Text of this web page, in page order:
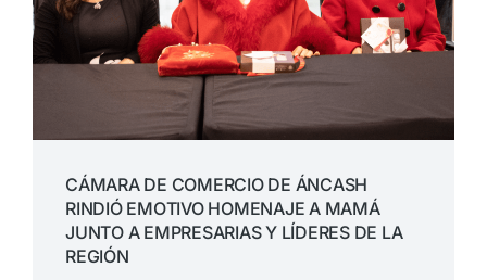
CÁMARA DE COMERCIO DE ÁNCASH
RINDIÓ EMOTIVO HOMENAJE A MAMÁ
JUNTO A EMPRESARIAS Y LÍDERES DE LA
REGIÓN